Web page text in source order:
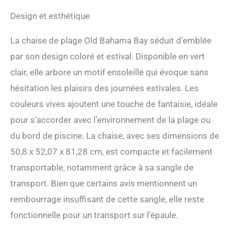
camping robuste pour
l'extérieur devient comme
par magie un lit court
lorsque vous vous allongez
à plat. Il suffit de
transporter cette chaise
portable et de profiter de
de la mer dès maintenant
Barre porte-serviettes
pliable et refroidisseur
latéral : une barre porte-
serviette fonctionnelle à
l'arrière de la chaise de
plage légère et portable
vous offre plus de
sur la plage. Vous pouvez y
Design et esthétique
La chaise de plage Old Bahama Bay séduit d’emblée
par son design coloré et estival. Disponible en vert
clair, elle arbore un motif ensoleillé qui évoque sans
hésitation les plaisirs des journées estivales. Les
couleurs vives ajoutent une touche de fantaisie, idéale
pour s’accorder avec l’environnement de la plage ou
du bord de piscine. La chaise, avec ses dimensions de
50,8 x 52,07 x 81,28 cm, est compacte et facilement
transportable, notamment grâce à sa sangle de
transport. Bien que certains avis mentionnent un
rembourrage insuffisant de cette sangle, elle reste
fonctionnelle pour un transport sur l’épaule.